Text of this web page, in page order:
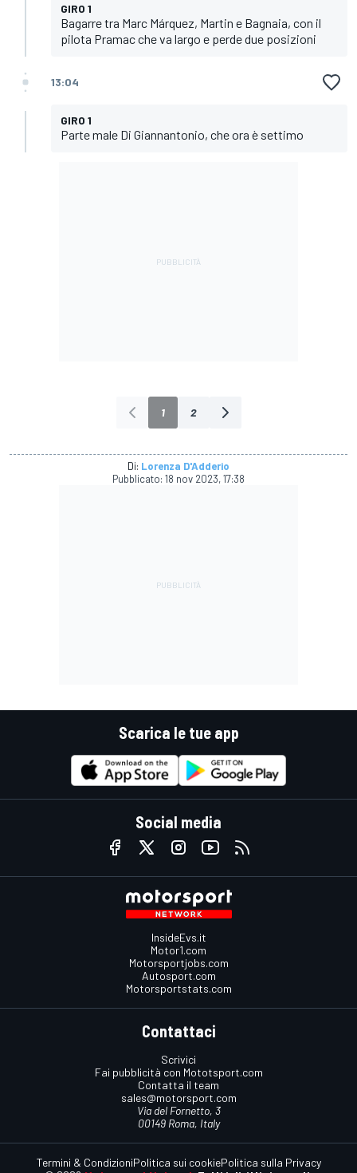
GIRO 1
Bagarre tra Marc Márquez, Martin e Bagnaia, con il
pilota Pramac che va largo e perde due posizioni
13:04
GIRO 1
Parte male Di Giannantonio, che ora è settimo
1 2
Di: Lorenza D'Adderio
Pubblicato: 18 nov 2023, 17:38
Scarica le tue app
Social media
InsideEvs.it
Motor1.com
Motorsportjobs.com
Autosport.com
Motorsportstats.com
Contattaci
Scrivici
Fai pubblicità con Mototsport.com
Contatta il team
sales@motorsport.com
Via del Fornetto, 3
00149 Roma, Italy
Termini & CondizioniPolitica sui cookiePolitica sulla Privacy